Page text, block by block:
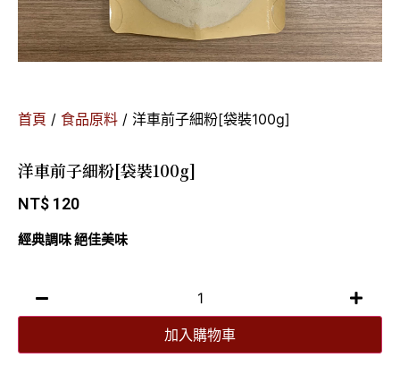
首頁 / 食品原料 / 洋車前子細粉[袋裝100g]
洋車前子細粉[袋裝100g]
NT$ 120
經典調味 絕佳美味
加入購物車